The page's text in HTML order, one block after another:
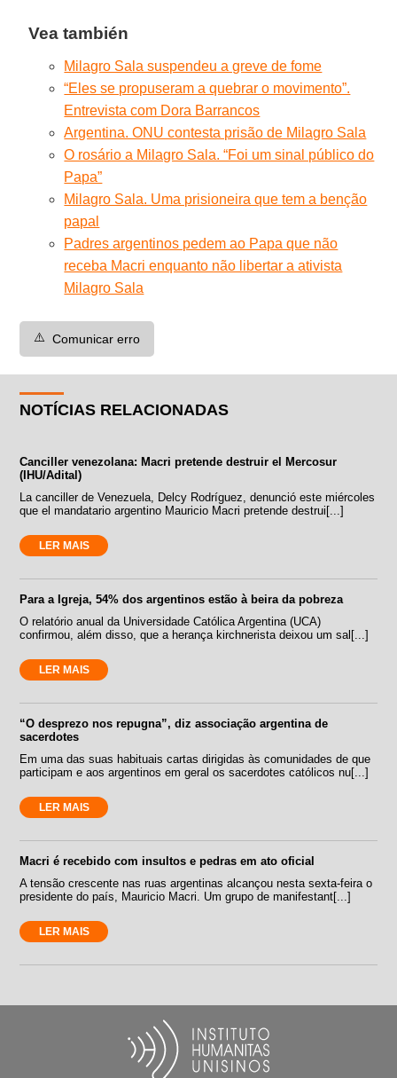
Vea también
Milagro Sala suspendeu a greve de fome
“Eles se propuseram a quebrar o movimento”.
Entrevista com Dora Barrancos
Argentina. ONU contesta prisão de Milagro Sala
O rosário a Milagro Sala. “Foi um sinal público do
Papa”
Milagro Sala. Uma prisioneira que tem a benção
papal
Padres argentinos pedem ao Papa que não
receba Macri enquanto não libertar a ativista
Milagro Sala
⚠️ Comunicar erro
NOTÍCIAS RELACIONADAS
Canciller venezolana: Macri pretende destruir el Mercosur
(IHU/Adital)
La canciller de Venezuela, Delcy Rodríguez, denunció este miércoles
que el mandatario argentino Mauricio Macri pretende destrui[...]
LER MAIS
Para a Igreja, 54% dos argentinos estão à beira da pobreza
O relatório anual da Universidade Católica Argentina (UCA)
confirmou, além disso, que a herança kirchnerista deixou um sal[...]
LER MAIS
“O desprezo nos repugna”, diz associação argentina de
sacerdotes
Em uma das suas habituais cartas dirigidas às comunidades de que
participam e aos argentinos em geral os sacerdotes católicos nu[...]
LER MAIS
Macri é recebido com insultos e pedras em ato oficial
A tensão crescente nas ruas argentinas alcançou nesta sexta-feira o
presidente do país, Mauricio Macri. Um grupo de manifestant[...]
LER MAIS